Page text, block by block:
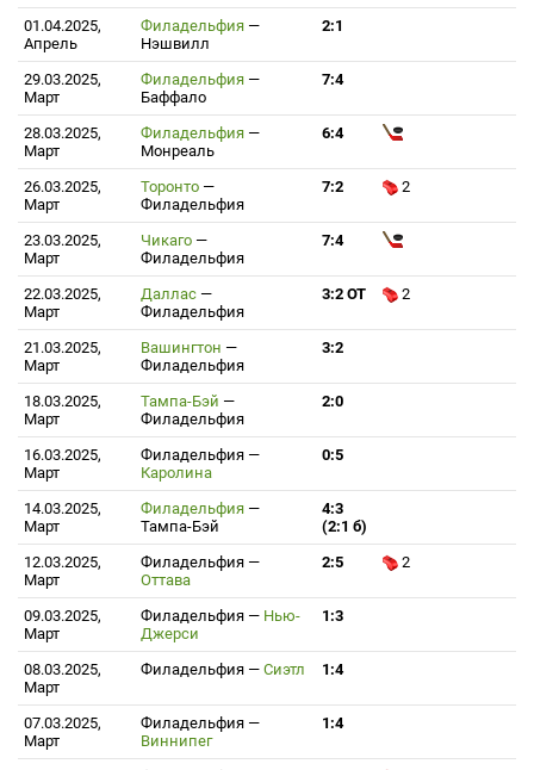
01.04.2025,
Апрель
Филадельфия —
Нэшвилл
2:1
29.03.2025,
Март
Филадельфия —
Баффало
7:4
28.03.2025,
Март
Филадельфия —
Монреаль
6:4
26.03.2025,
Март
Торонто —
Филадельфия
7:2 2
23.03.2025,
Март
Чикаго —
Филадельфия
7:4
22.03.2025,
Март
Даллас —
Филадельфия
3:2 ОТ 2
21.03.2025,
Март
Вашингтон —
Филадельфия
3:2
18.03.2025,
Март
Тампа-Бэй —
Филадельфия
2:0
16.03.2025,
Март
Филадельфия —
Каролина
0:5
14.03.2025,
Март
Филадельфия —
Тампа-Бэй
4:3
(2:1 б)
12.03.2025,
Март
Филадельфия —
Оттава
2:5 2
09.03.2025,
Март
Филадельфия — Нью-
Джерси
1:3
08.03.2025,
Март
Филадельфия — Сиэтл 1:4
07.03.2025,
Март
Филадельфия —
Виннипег
1:4